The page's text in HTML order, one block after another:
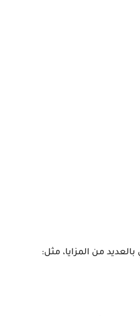
من المزايا، مثل: